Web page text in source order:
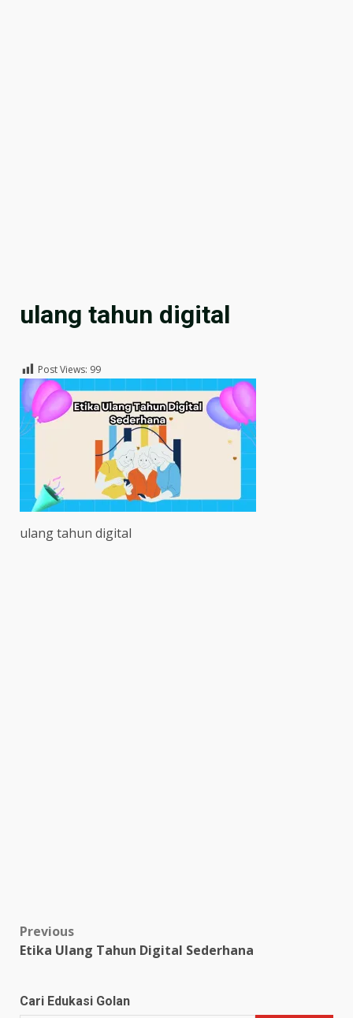
ulang tahun digital
Post Views: 99
ulang tahun digital
Post
navigation
Previous
Etika Ulang Tahun Digital Sederhana
Cari Edukasi Golan